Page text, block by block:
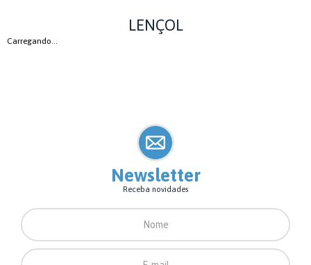
LENÇOL
Carregando...
Newsletter
Receba novidades